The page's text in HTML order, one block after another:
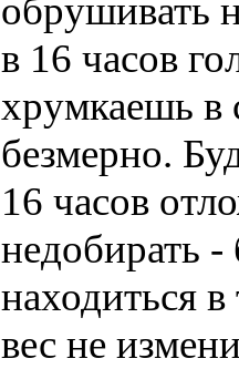
обрушивать
в 16 часов
хрумкаешь в
безмерно.
16 часов
недобирать
находиться
вес не